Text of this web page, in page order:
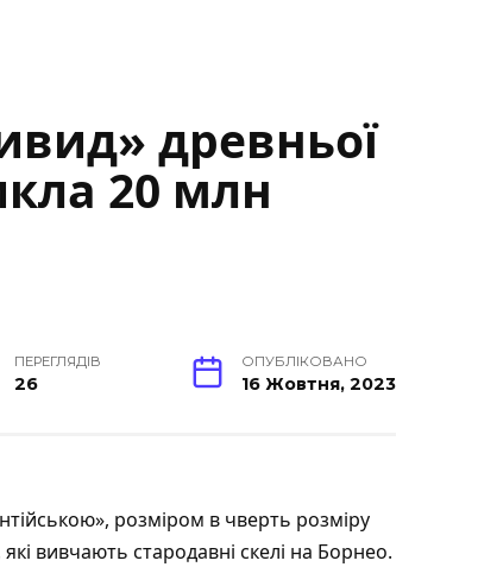
древньої
20 млн
ПЕРЕГЛЯДІВ
26
ОПУБЛІКОВАНО
16 Жовтня, 2023
розміром в чверть розміру
вивчають стародавні скелі на Борнео.